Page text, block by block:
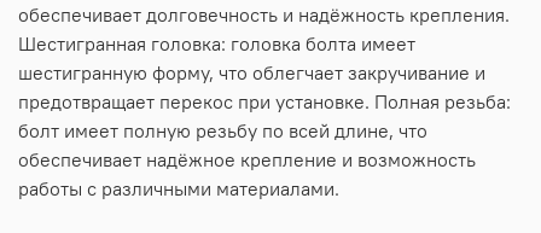
обеспечивает долговечность и надёжность крепления.
Шестигранная головка: головка болта имеет
шестигранную форму, что облегчает закручивание и
предотвращает перекос при установке. Полная резьба:
болт имеет полную резьбу по всей длине, что
обеспечивает надёжное крепление и возможность
работы с различными материалами.